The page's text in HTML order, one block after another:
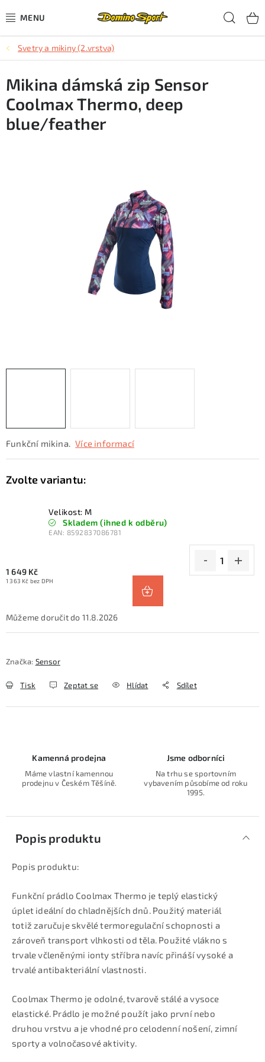
na
CYKLISTIKA
SJEZDOVÉ LYŽOVÁNÍ
SKIALPOVÉ LYŽOVÁNÍ
Svetry a mikiny (2.vrstva)
Funkční mikina. Více informací
Velikost: M
Skladem (ihned k odběru)
EAN: 8592837086781
1 649 Kč
1 363 Kč bez DPH
11.8.2026
Značka: Sensor
Tisk Zeptat se Hlídat Sdílet
Mikina dámská zip Sensor
Coolmax Thermo, deep
blue/feather
Kamenná prodejna
Máme vlastní kamennou
prodejnu v Českém Těšíně.
Jsme odborníci
Na trhu se sportovním
vybavením působíme od roku
1995.
Popis produktu
Popis produktu:
Funkční prádlo Coolmax Thermo je teplý elastický
úplet ideální do chladnějších dnů. Použitý materiál
totiž zaručuje skvělé termoregulační schopnosti a
zároveň transport vlhkosti od těla. Použité vlákno s
trvale včleněnými ionty stříbra navíc přináší vysoké a
trvalé antibakteriální vlastnosti.
Coolmax Thermo je odolné, tvarově stálé a vysoce
elastické. Prádlo je možné použít jako první nebo
druhou vrstvu a je vhodné pro celodenní nošení, zimní
sporty a volnočasové aktivity.